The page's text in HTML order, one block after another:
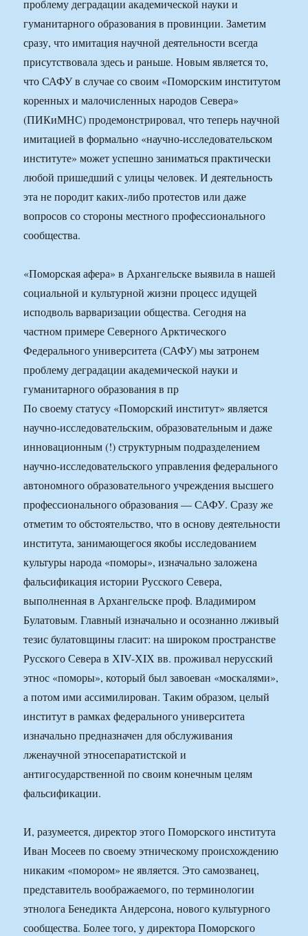
проблему деградации академической науки и
гуманитарного образования в провинции. Заметим
сразу, что имитация научной деятельности всегда
присутствовала здесь и раньше. Новым является то,
что САФУ в случае со своим «Поморским институтом
коренных и малочисленных народов Севера»
(ПИКиМНС) продемонстрировал, что теперь научной
имитацией в формально «научно-исследовательском
институте» может успешно заниматься практически
любой пришедший с улицы человек. И деятельность
эта не породит каких-либо протестов или даже
вопросов со стороны местного профессионального
сообщества.
«Поморская афера» в Архангельске выявила в нашей
социальной и культурной жизни процесс идущей
исподволь варваризации общества. Сегодня на
частном примере Северного Арктического
Федерального университета (САФУ) мы затронем
проблему деградации академической науки и
гуманитарного образования в пр
По своему статусу «Поморский институт» является
научно-исследовательским, образовательным и даже
инновационным (!) структурным подразделением
научно-исследовательского управления федерального
автономного образовательного учреждения высшего
профессионального образования — САФУ. Сразу же
отметим то обстоятельство, что в основу деятельности
института, занимающегося якобы исследованием
культуры народа «поморы», изначально заложена
фальсификация истории Русского Севера,
выполненная в Архангельске проф. Владимиром
Булатовым. Главный изначально и осознанно лживый
тезис булатовщины гласит: на широком пространстве
Русского Севера в ХIV-ХIХ вв. проживал нерусский
этнос «поморы», который был завоеван «москалями»,
а потом ими ассимилирован. Таким образом, целый
институт в рамках федерального университета
изначально предназначен для обслуживания
лженаучной этносепаратистской и
антигосударственной по своим конечным целям
фальсификации.
И, разумеется, директор этого Поморского института
Иван Мосеев по своему этническому происхождению
никаким «помором» не является. Это самозванец,
представитель воображаемого, по терминологии
этнолога Бенедикта Андерсона, нового культурного
сообщества. Более того, у директора Поморского